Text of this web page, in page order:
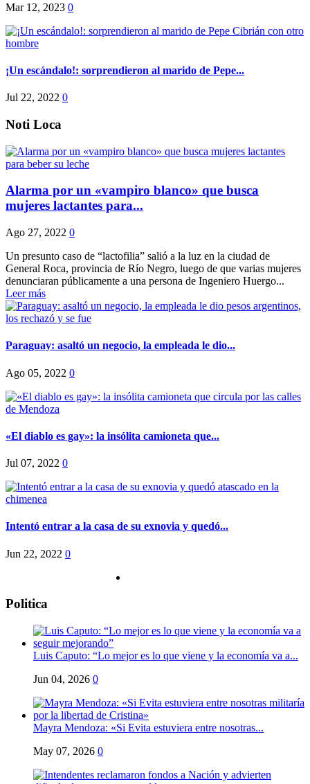
Mar 12, 2023 0
¡Un escándalo!: sorprendieron al marido de Pepe...
Jul 22, 2022 0
Noti Loca
Alarma por un «vampiro blanco» que busca
mujeres lactantes para...
Ago 27, 2022 0
Un presunto caso de “lactofilia” salió a la luz en la ciudad de
General Roca, provincia de Río Negro, luego de que varias mujeres
denunciaran públicamente a una persona de Ingeniero Huergo...
Leer más
Paraguay: asaltó un negocio, la empleada le dio...
Ago 05, 2022 0
«El diablo es gay»: la insólita camioneta que...
Jul 07, 2022 0
Intentó entrar a la casa de su exnovia y quedó...
Jun 22, 2022 0
Politica
Luis Caputo: “Lo mejor es lo que viene y la economía va a...
Jun 04, 2026 0
Mayra Mendoza: «Si Evita estuviera entre nosotras...
May 07, 2026 0